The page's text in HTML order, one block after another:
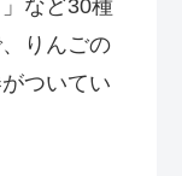
など30種
りんごの
ついてい